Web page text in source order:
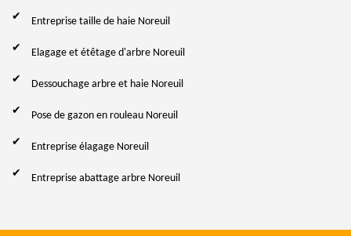
Entreprise taille de haie Noreuil
Elagage et étêtage d'arbre Noreuil
Dessouchage arbre et haie Noreuil
Pose de gazon en rouleau Noreuil
Entreprise élagage Noreuil
Entreprise abattage arbre Noreuil